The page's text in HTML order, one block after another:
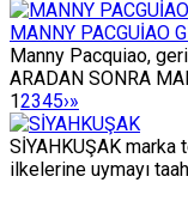
MANNY PACGUİAO
Manny Pacquiao,
ARADAN SONRA
12345›»
SİYAHKUŞAK
ilkelerine uymayı